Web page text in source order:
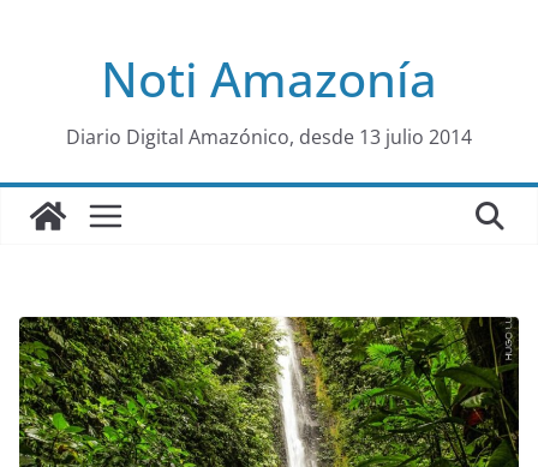
al
Noti Amazonía
Diario Digital Amazónico, desde 13 julio 2014